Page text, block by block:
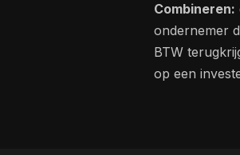
Combineren:
ondernemer
BTW
op een